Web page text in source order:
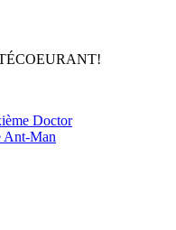
TÉCOEURANT!
Doctor
Ant-Man